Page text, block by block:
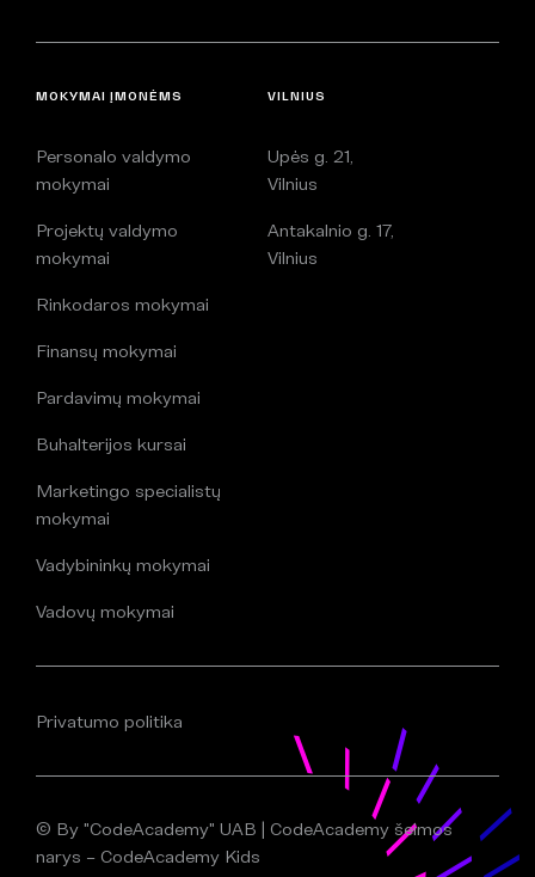
MOKYMAI ĮMONĖMS
Personalo valdymo
mokymai
Projektų valdymo
mokymai
Rinkodaros mokymai
Finansų mokymai
Pardavimų mokymai
Buhalterijos kursai
Marketingo specialistų
mokymai
Vadybininkų mokymai
Vadovų mokymai
VILNIUS
Upės g. 21,
Vilnius
Antakalnio g. 17,
Vilnius
Privatumo politika
© By "CodeAcademy" UAB | CodeAcademy šeimos
narys – CodeAcademy Kids